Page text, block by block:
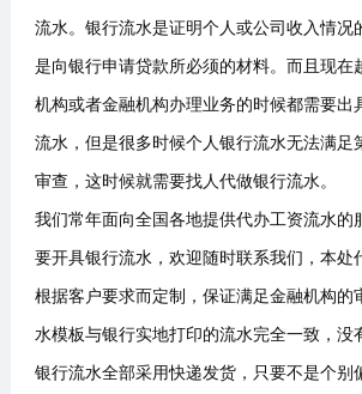
流水。银行流水是证明个人或公司收入情况
是向银行申请贷款所必须的材料。而且现在
机构或者金融机构办理业务的时候都需要出
流水，但是很多时候个人银行流水无法满足
审查，这时候就需要找人代做银行流水。
我们常年面向全国各地提供代办工资流水的
要开具银行流水，欢迎随时联系我们，本处
根据客户要求而定制，保证满足金融机构的
水模板与银行实地打印的流水完全一致，没
银行流水全部采用快递发货，只要不是个别